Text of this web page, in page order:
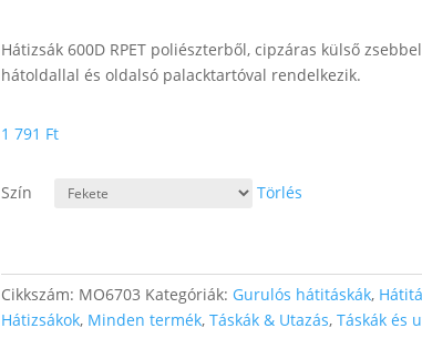
Hátizsák 600D RPET poliészterből, cipzáras külső
hátoldallal és oldalsó palacktartóval rendelkezik.
1 791 Ft
Szín Törlés
Cikkszám: MO6703 Kategóriák: Gurulós hátitáskák,
Hátizsákok, Minden termék, Táskák & Utazás, Táskák és